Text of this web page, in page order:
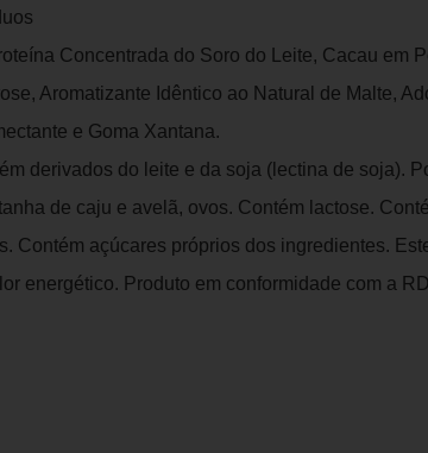
Concentrada do Soro do Leite, Cacau em
Aromatizante Idêntico ao Natural de Malte,
e Goma Xantana.
derivados do leite e da soja (lectina de soja).
de caju e avelã, ovos. Contém lactose.
Contém açúcares próprios dos ingredientes.
energético. Produto em conformidade com a